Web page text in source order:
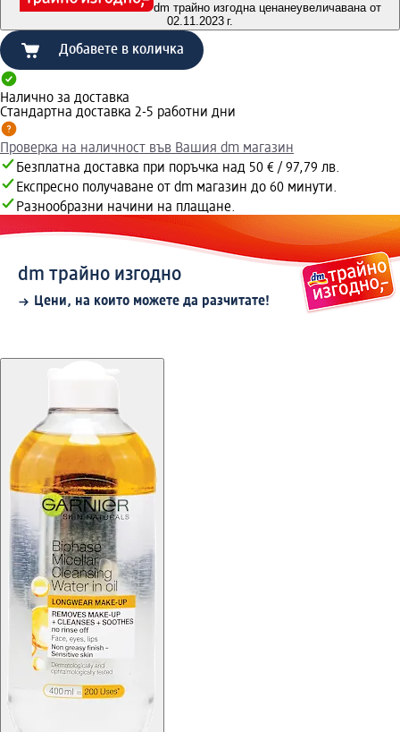
dm трайно изгодна ценанеувеличавана от
02.11.2023 г.
Добавете в количка
Налично за доставка
Стандартна доставка 2-5 работни дни
Проверка на наличност във Вашия dm магазин
Безплатна доставка при поръчка над 50 € / 97,79 лв.
Експресно получаване от dm магазин до 60 минути.
Разнообразни начини на плащане.
dm трайно изгодно
Цени, на които можете да разчитате!